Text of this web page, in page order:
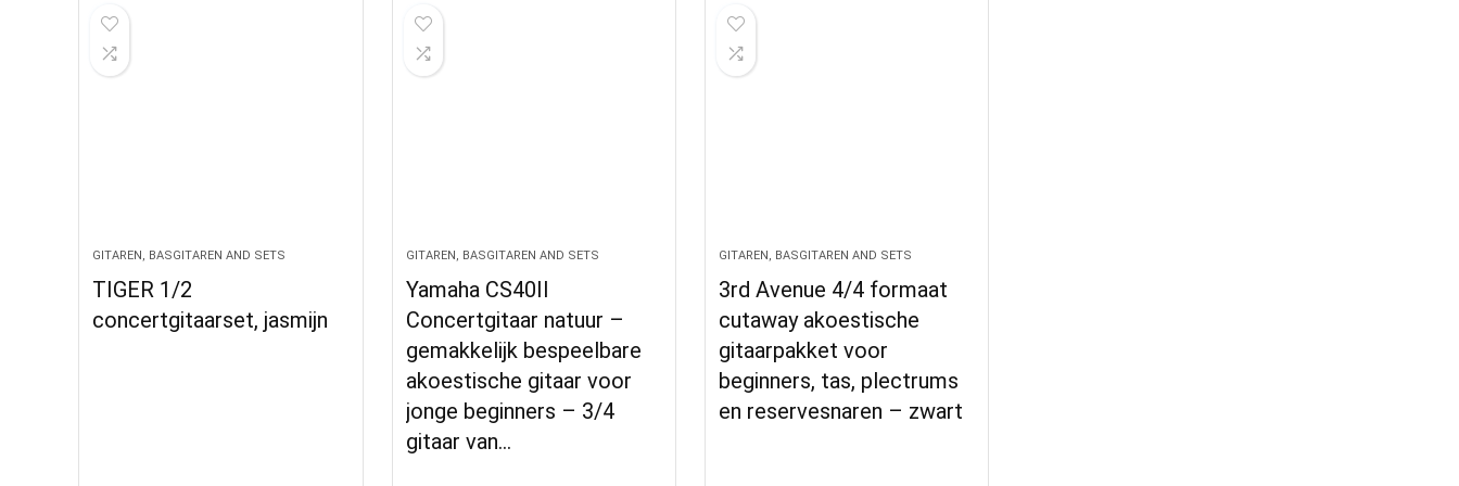
GITAREN, BASGITAREN AND SETS
TIGER 1/2
concertgitaarset, jasmijn
GITAREN, BASGITAREN AND SETS
Yamaha CS40II
Concertgitaar natuur –
gemakkelijk bespeelbare
akoestische gitaar voor
jonge beginners – 3/4
gitaar van…
GITAREN, BASGITAREN AND SETS
3rd Avenue 4/4 formaat
cutaway akoestische
gitaarpakket voor
beginners, tas, plectrums
en reservesnaren – zwart